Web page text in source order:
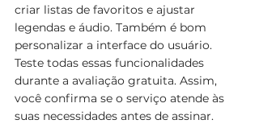
criar listas de favoritos e ajustar
legendas e áudio. Também é bom
personalizar a interface do usuário.
Teste todas essas funcionalidades
durante a avaliação gratuita. Assim,
você confirma se o serviço atende às
suas necessidades antes de assinar.